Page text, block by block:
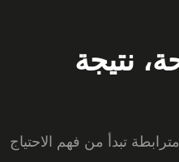
من فهم الاحتياج